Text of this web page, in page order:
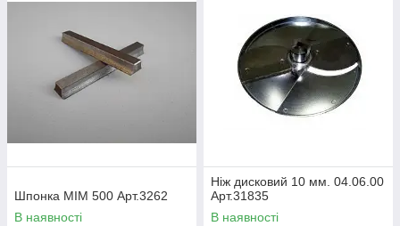
Шпонка МІМ 500 Арт.3262
В наявності
Ніж дисковий 10 мм. 04.06.00
Арт.31835
В наявності